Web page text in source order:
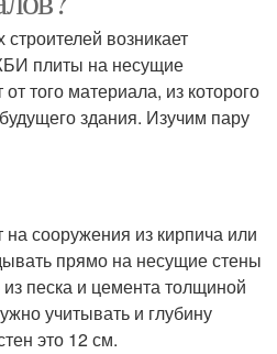
возникает
плиты на несущие
того материала, из которого
здания. Изучим пару
сооружения из кирпича или
прямо на несущие стены
песка и цемента толщиной
учитывать и глубину
это 12 см.